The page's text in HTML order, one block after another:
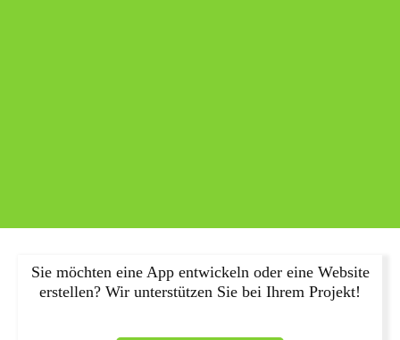
Sie möchten eine App entwickeln oder eine Website
erstellen? Wir unterstützen Sie bei Ihrem Projekt!